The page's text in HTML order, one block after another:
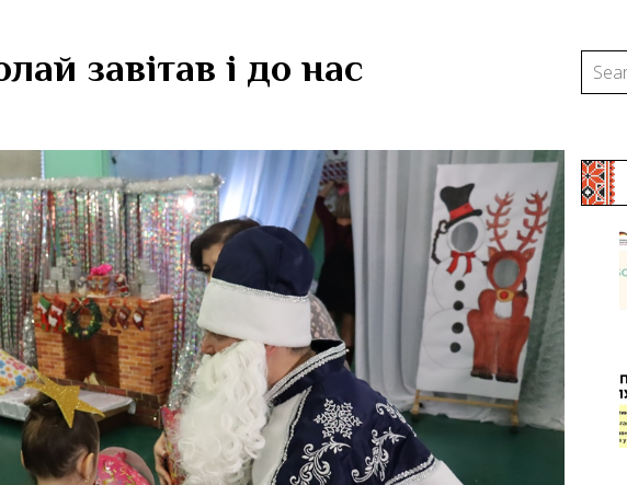
завітав і до нас